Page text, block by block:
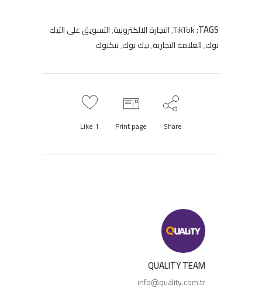
TAGS:
TikTok
,التجارة الالكترونية,التسويق على التيك
توك,العلامة التجارية,تيك توك,تيكتوك
Share
Print page
1
QUALITY TEAM
info@quality.com.tr